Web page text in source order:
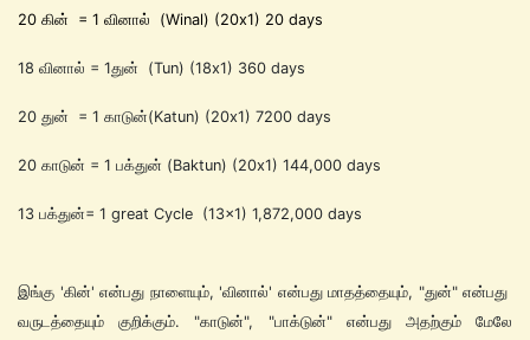
20 கின் = 1 வினால் (Winal) (20x1) 20 days
18 வினால் = 1துன் (Tun) (18x1) 360 days
20 துன் = 1 காடுன்(Katun) (20x1) 7200 days
20 காடுன் = 1 பக்துன் (Baktun) (20x1) 144,000 days
13 பக்துன்= 1 great Cycle (13x1) 1,872,000 days
இங்கு 'கின்' என்பது நாளையும், 'வினால்' என்பது மாதத்தையும், "துன்" என்பது
வருடத்தையும் குறிக்கும். "காடுன்", "பாக்டுன்" என்பது அதற்கும் மேலே